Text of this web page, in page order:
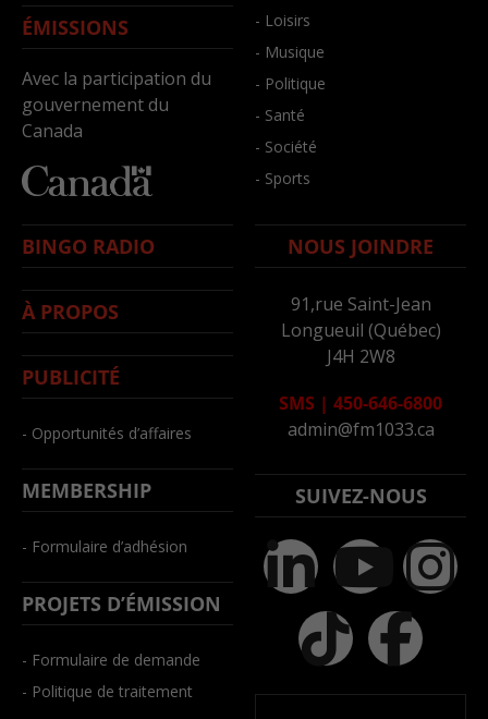
ÉMISSIONS
Avec la participation du
gouvernement du
Canada
- Loisirs
- Musique
- Politique
- Santé
- Société
- Sports
BINGO RADIO
À PROPOS
PUBLICITÉ
- Opportunités d’affaires
MEMBERSHIP
- Formulaire d’adhésion
PROJETS D’ÉMISSION
- Formulaire de demande
- Politique de traitement
NOUS JOINDRE
91,rue Saint-Jean
Longueuil (Québec)
J4H 2W8
SMS | 450-646-6800
admin@fm1033.ca
SUIVEZ-NOUS